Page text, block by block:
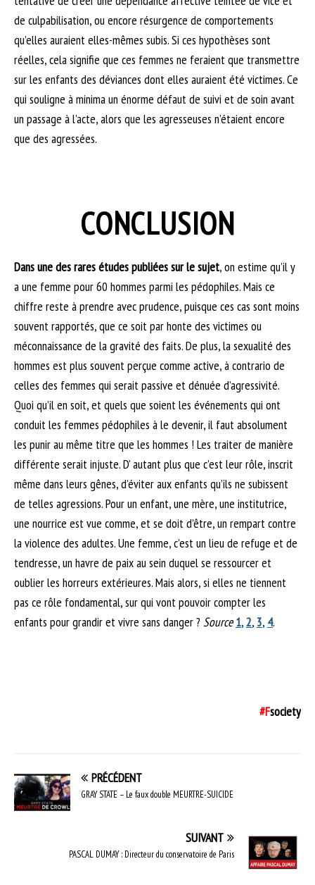
de culpabilisation, ou encore résurgence de comportements
qu’elles auraient elles-mêmes subis. Si ces hypothèses sont
réelles, cela signifie que ces femmes ne feraient que transmettre
sur les enfants des déviances dont elles auraient été victimes. Ce
qui souligne à minima un énorme défaut de suivi et de soin avant
un passage à l’acte, alors que les agresseuses n’étaient encore
que des agressées.
CONCLUSION
Dans une des rares études publiées sur le sujet, on estime qu’il y
a une femme pour 60 hommes parmi les pédophiles. Mais ce
chiffre reste à prendre avec prudence, puisque ces cas sont moins
souvent rapportés, que ce soit par honte des victimes ou
méconnaissance de la gravité des faits. De plus, la sexualité des
hommes est plus souvent perçue comme active, à contrario de
celles des femmes qui serait passive et dénuée d’agressivité.
Quoi qu’il en soit, et quels que soient les événements qui ont
conduit les femmes pédophiles à le devenir, il faut absolument
les punir au même titre que les hommes ! Les traiter de manière
différente serait injuste. D’ autant plus que c’est leur rôle, inscrit
même dans leurs gênes, d’éviter aux enfants qu’ils ne subissent
de telles agressions. Pour un enfant, une mère, une institutrice,
une nourrice est vue comme, et se doit d’être, un rempart contre
la violence des adultes. Une femme, c’est un lieu de refuge et de
tendresse, un havre de paix au sein duquel se ressourcer et
oublier les horreurs extérieures. Mais alors, si elles ne tiennent
pas ce rôle fondamental, sur qui vont pouvoir compter les
enfants pour grandir et vivre sans danger ? Source1,2, 3, 4.
#Fsociety
PRÉCÉDENT
GRAY STATE – Le faux double MEURTRE-SUICIDE
SUIVANT
PASCAL DUMAY : Directeur du conservatoire de Paris